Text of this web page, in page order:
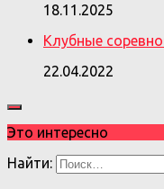
18.11.2025
Клубные
22.04.2022
Это интересно
Найти: